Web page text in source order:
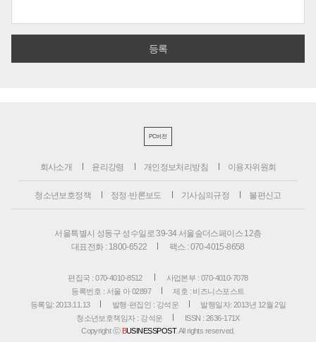
PC버전
회사소개 윤리강령 개인정보처리방침 이용자위원회
청소년보호정책 정정·반론보도 기사심의규정 불편신고
서울특별시 성동구 성수일로 39-34 서울숲더스페이스 12층
대표전화 : 1800-6522
팩스 : 070-4015-8658
편집국 : 070-4010-8512
사업본부 : 070-4010-7078
등록번호 : 서울 아 02897
제호 : 비즈니스포스트
등록일: 2013.11.13
발행·편집인 : 강석운
발행일자: 2013년 12월 2일
청소년보호책임자 : 강석운
ISSN : 2636-171X
Copyright ⓒ BUSINESSPOST. All rights reserved.